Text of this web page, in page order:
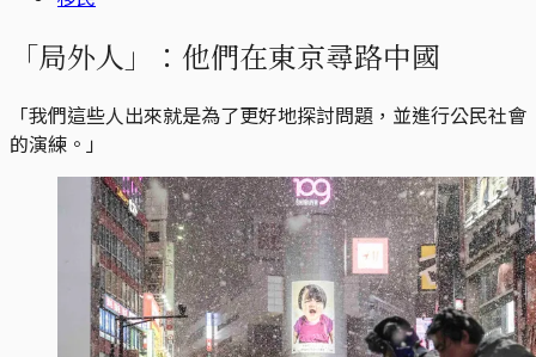
「局外人」：他們在東京尋路中國
「我們這些人出來就是為了更好地探討問題，並進行公民社會
的演練。」